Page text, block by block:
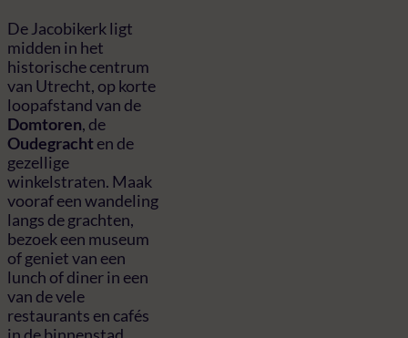
De Jacobikerk ligt
midden in het
historische centrum
van Utrecht, op korte
loopafstand van de
Domtoren, de
Oudegrachten de
gezellige
winkelstraten. Maak
vooraf een wandeling
langs de grachten,
bezoek een museum
of geniet van een
lunch of diner in een
van de vele
restaurants en cafés